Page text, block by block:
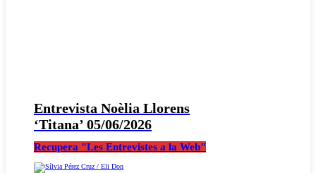
Entrevista Noèlia Llorens
‘Titana’ 05/06/2026
Recupera "Les Entrevistes a la Web"